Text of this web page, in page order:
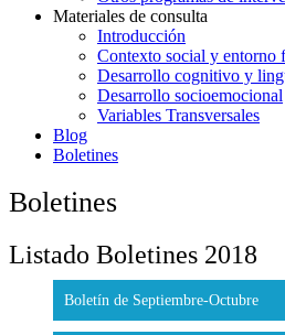
Materiales de consulta
Introducción
Contexto social y entorno
Desarrollo cognitivo y
Desarrollo socioemocional
Variables Transversales
Blog
Boletines
Boletines
Listado Boletines 2018
Boletín de Septiembre-Octubre